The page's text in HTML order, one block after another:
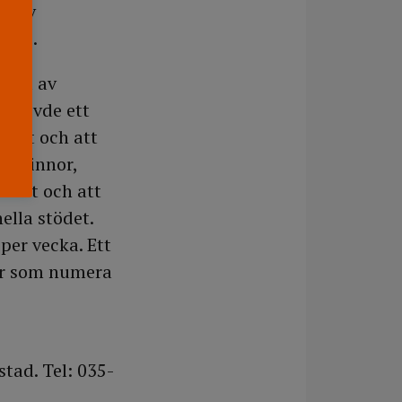
av
av
ett
och att
kvinnor,
och att
stödet.
vecka. Ett
som numera
Tel: 035-